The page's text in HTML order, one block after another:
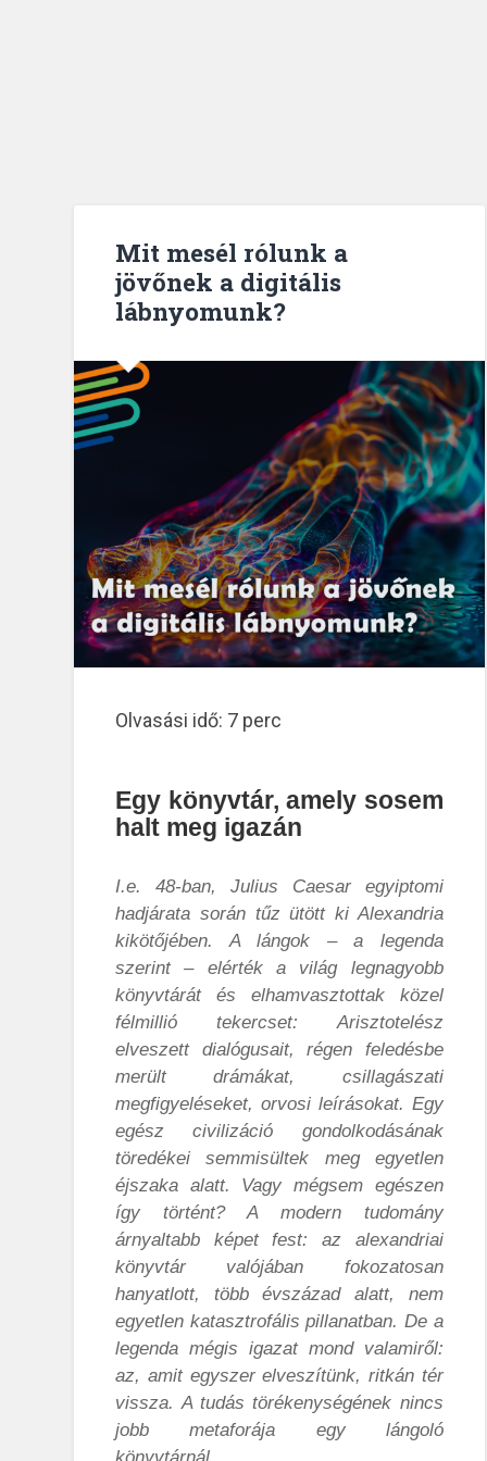
Mit mesél rólunk a
jövőnek a digitális
lábnyomunk?
Olvasási idő: 7 perc
Egy könyvtár, amely sosem
halt meg igazán
I.e. 48-ban, Julius Caesar egyiptomi
hadjárata során tűz ütött ki Alexandria
kikötőjében. A lángok – a legenda
szerint – elérték a világ legnagyobb
könyvtárát és elhamvasztottak közel
félmillió tekercset: Arisztotelész
elveszett dialógusait, régen feledésbe
merült drámákat, csillagászati
megfigyeléseket, orvosi leírásokat. Egy
egész civilizáció gondolkodásának
töredékei semmisültek meg egyetlen
éjszaka alatt. Vagy mégsem egészen
így történt? A modern tudomány
árnyaltabb képet fest: az alexandriai
könyvtár valójában fokozatosan
hanyatlott, több évszázad alatt, nem
egyetlen katasztrofális pillanatban. De a
legenda mégis igazat mond valamiről:
az, amit egyszer elveszítünk, ritkán tér
vissza. A tudás törékenységének nincs
jobb metaforája egy lángoló